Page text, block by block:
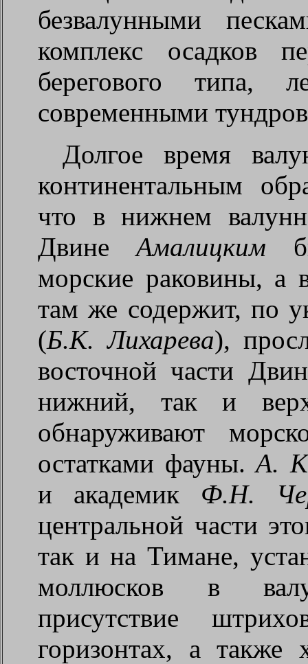
безвалунными
комплекс осадков
берегового типа,
современными
Долгое время
континентальным
что в нижнем
ДвинеАмалицким
морские раковины, а
там же содержит, по
(Б.К. Лихарева),
восточной части
нижний, так и
обнаруживают
остатками фауны.А.
и академик Ф.Н.
центральной части
так и на Тимане,
моллюсков в
присутствие
горизонтах, а также